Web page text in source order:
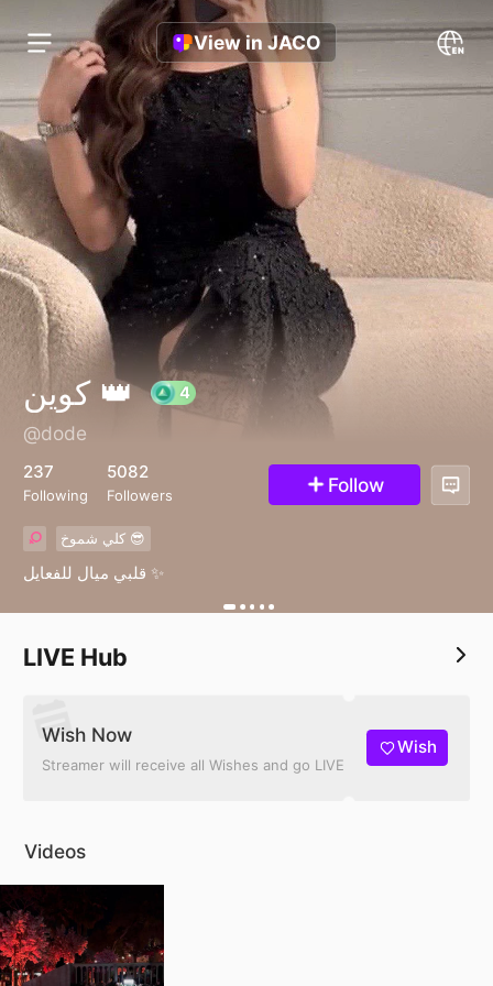
View in JACO
كوين 👑
@dode
237
Following
5082
Followers Follow
كلي شموخ 😎
قلبي ميال للفعايل ✨
LIVE Hub
Wish Now
Streamer will receive all Wishes and go LIVE
Wish
Videos